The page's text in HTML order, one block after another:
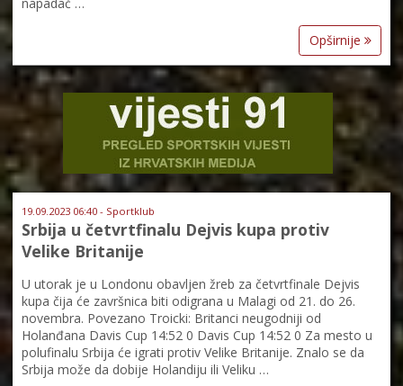
Opširnije
19.09.2023 06:40 - Sportklub
Srbija u četvrtfinalu Dejvis kupa protiv
Velike Britanije
U utorak je u Londonu obavljen žreb za četvrtfinale Dejvis
kupa čija će završnica biti odigrana u Malagi od 21. do 26.
novembra. Povezano Troicki: Britanci neugodniji od
Holanđana Davis Cup 14:52 0 Davis Cup 14:52 0 Za mesto u
polufinalu Srbija će igrati protiv Velike Britanije. Znalo se da
Srbija može da dobije Holandiju ili Veliku …